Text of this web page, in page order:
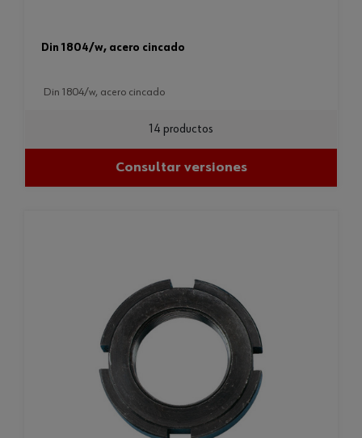
din 1804/w, acero cincado
din 1804/w, acero cincado
14 productos
Consultar versiones